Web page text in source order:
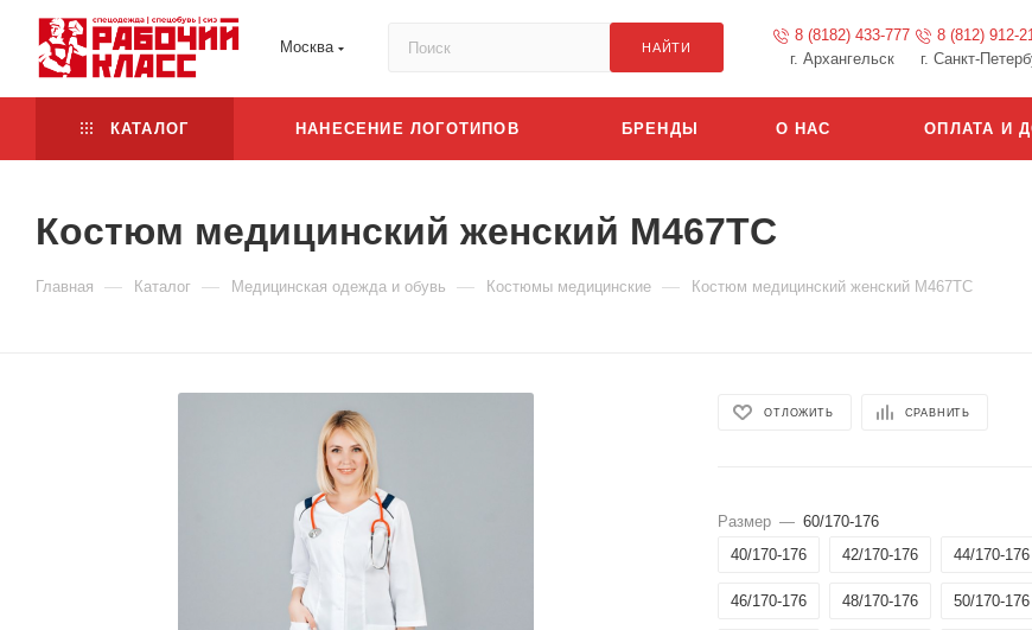
Москва НАЙТИ
8 (8182) 433-777
г. Архангельск
8 (812) 912-
г. Санкт-
КАТАЛОГ НАНЕСЕНИЕ ЛОГОТИПОВ БРЕНДЫ О НАС ОПЛАТА И
Костюм медицинский женский М467ТС
Главная — Каталог — Медицинская одежда и обувь — Костюмы медицинские — Костюм медицинский женский М467ТС
ОТЛОЖИТЬ СРАВНИТЬ
Размер — 60/170-176
40/170-176
42/170-176 44/170-176
46/170-176 48/170-176 50/170-176